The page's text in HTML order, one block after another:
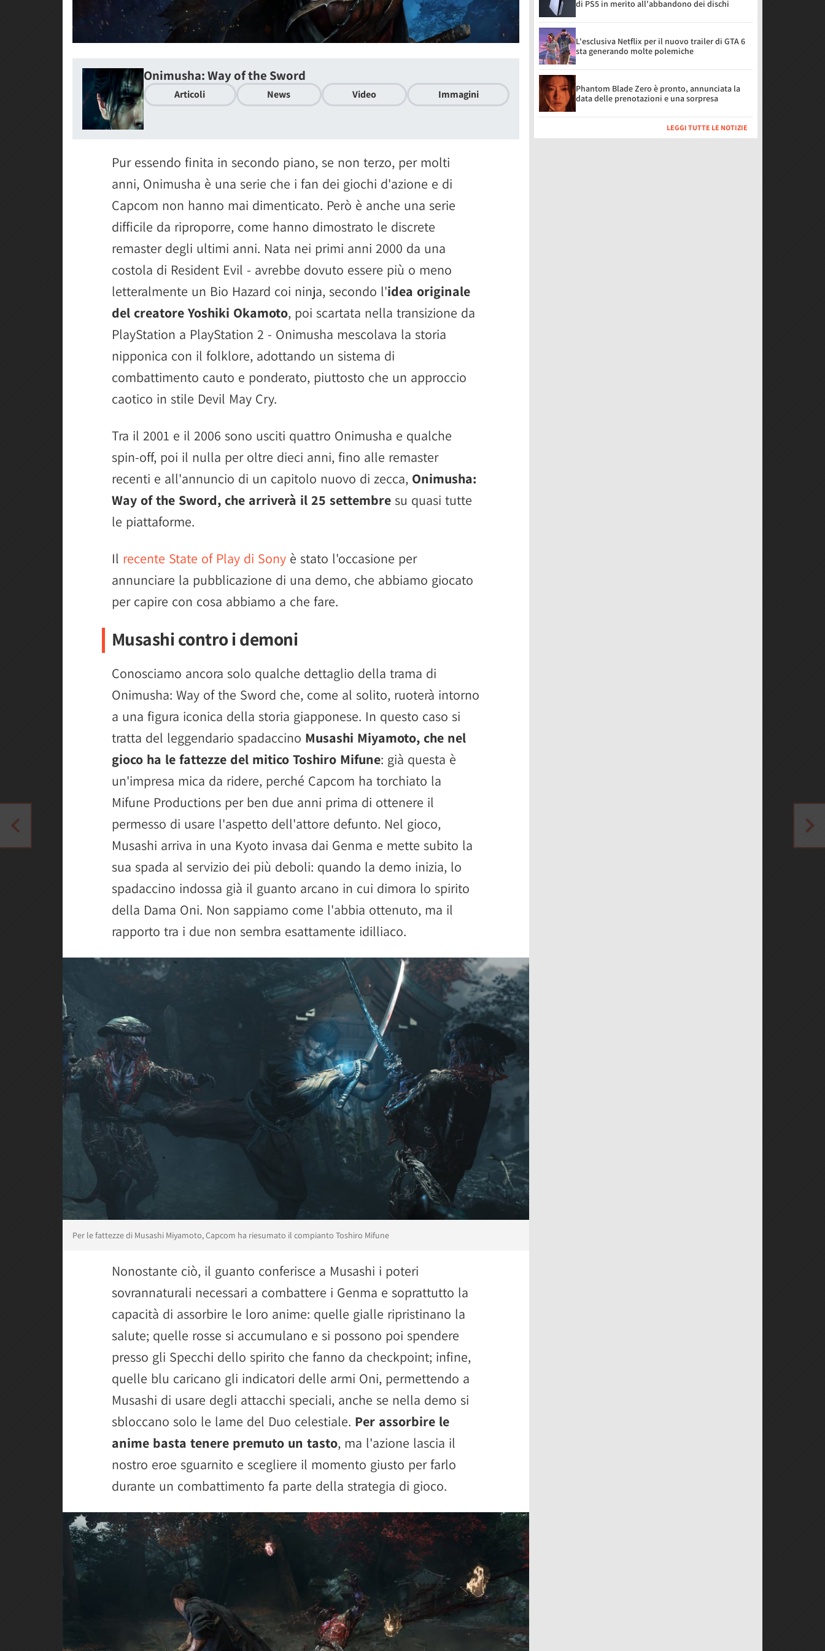
Onimusha: Way of the Sword
Articoli News Video Immagini
Pur essendo finita in secondo piano, se non terzo, per molti
anni, Onimusha è una serie che i fan dei giochi d'azione e di
Capcom non hanno mai dimenticato. Però è anche una serie
difficile da riproporre, come hanno dimostrato le discrete
remaster degli ultimi anni. Nata nei primi anni 2000 da una
costola di Resident Evil - avrebbe dovuto essere più o meno
letteralmente un Bio Hazard coi ninja, secondo l'idea originale
del creatore Yoshiki Okamoto, poi scartata nella transizione da
PlayStation a PlayStation 2 - Onimusha mescolava la storia
nipponica con il folklore, adottando un sistema di
combattimento cauto e ponderato, piuttosto che un approccio
caotico in stile Devil May Cry.
Tra il 2001 e il 2006 sono usciti quattro Onimusha e qualche
spin-off, poi il nulla per oltre dieci anni, fino alle remaster
recenti e all'annuncio di un capitolo nuovo di zecca, Onimusha:
Way of the Sword, che arriverà il 25 settembre su quasi tutte
le piattaforme.
Il recente State of Play di Sony è stato l'occasione per
annunciare la pubblicazione di una demo, che abbiamo giocato
per capire con cosa abbiamo a che fare.
Musashi contro i demoni
Conosciamo ancora solo qualche dettaglio della trama di
Onimusha: Way of the Sword che, come al solito, ruoterà intorno
a una figura iconica della storia giapponese. In questo caso si
tratta del leggendario spadaccino Musashi Miyamoto, che nel
gioco ha le fattezze del mitico Toshiro Mifune: già questa è
un'impresa mica da ridere, perché Capcom ha torchiato la
Mifune Productions per ben due anni prima di ottenere il
permesso di usare l'aspetto dell'attore defunto. Nel gioco,
Musashi arriva in una Kyoto invasa dai Genma e mette subito la
sua spada al servizio dei più deboli: quando la demo inizia, lo
spadaccino indossa già il guanto arcano in cui dimora lo spirito
della Dama Oni. Non sappiamo come l'abbia ottenuto, ma il
rapporto tra i due non sembra esattamente idilliaco.
Per le fattezze di Musashi Miyamoto, Capcom ha riesumato il compianto Toshiro Mifune
Nonostante ciò, il guanto conferisce a Musashi i poteri
sovrannaturali necessari a combattere i Genma e soprattutto la
capacità di assorbire le loro anime: quelle gialle ripristinano la
salute; quelle rosse si accumulano e si possono poi spendere
presso gli Specchi dello spirito che fanno da checkpoint; infine,
quelle blu caricano gli indicatori delle armi Oni, permettendo a
Musashi di usare degli attacchi speciali, anche se nella demo si
sbloccano solo le lame del Duo celestiale. Per assorbire le
anime basta tenere premuto un tasto, ma l'azione lascia il
nostro eroe sguarnito e scegliere il momento giusto per farlo
durante un combattimento fa parte della strategia di gioco.
di PS5 in merito all'abbandono dei dischi
L'esclusiva Netflix per il nuovo trailer di GTA 6
sta generando molte polemiche
Phantom Blade Zero è pronto, annunciata la
data delle prenotazioni e una sorpresa
LEGGI TUTTE LE NOTIZIE